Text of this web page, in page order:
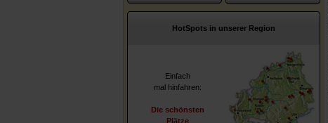
HotSpots in unserer Region
Einfach
mal hinfahren:
Die schönsten
Plätze